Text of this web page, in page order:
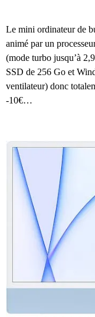
Le mini ordinateur de
animé par un
(mode turbo jusqu’à
SSD de 256 Go et
ventilateur) donc
-10€…